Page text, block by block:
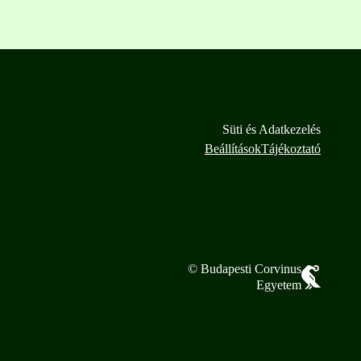
Süti és Adatkezelés
BeállításokTájékoztató
© Budapesti Corvinus
Egyetem